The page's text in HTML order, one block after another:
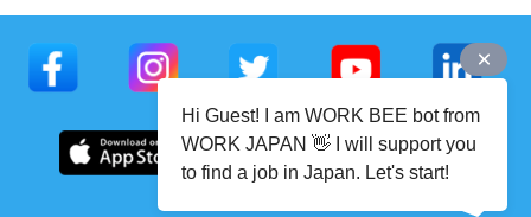
Hi Guest! I am WORK BEE bot from
WORK JAPAN 👋 I will support you
to find a job in Japan. Let's start!